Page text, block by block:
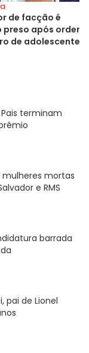
de facção é
preso após
de adolescente
terminam
mulheres mortas
e RMS
barrada
pai de Lionel